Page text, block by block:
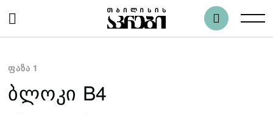
ფაზა 1
ᲑᲚᲝᲙᲘ B4